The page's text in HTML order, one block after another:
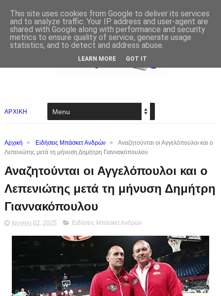
ΑΡΧΙΚΗ
Αρχική > Ειδήσεις Μπάσκετ Ανδρών >
Αναζητούνται οι Αγγελόπουλοι και ο
Λεπενιώτης μετά τη μήνυση Δημήτρη Γιαννακόπουλου
Αναζητούνται οι Αγγελόπουλοι και ο
Λεπενιώτης μετά τη μήνυση Δημήτρη
Γιαννακόπουλου
Ιουνίου 02, 2025 Ειδήσεις Μπάσκετ Ανδρών
This site uses cookies from Google to deliver its services
and to analyze traffic. Your IP address and user-agent are
shared with Google along with performance and security
metrics to ensure quality of service, generate usage
statistics, and to detect and address abuse.
LEARN MORE GOT IT